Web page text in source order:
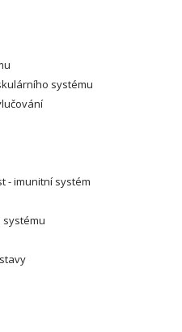
systému
- imunitní systém
systému